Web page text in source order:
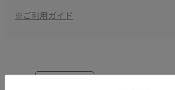
※ご利用ガイド